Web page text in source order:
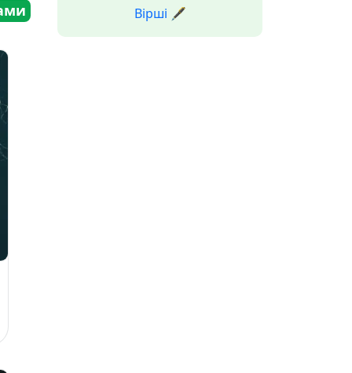
Вірші 🖋️